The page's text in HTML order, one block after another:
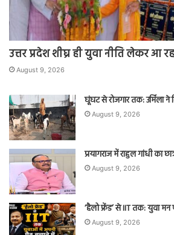
उत्तर प्रदेश शीघ्र ही युवा नीति लेकर आ
August 9, 2026
घूंघट से रोजगार तक: उर्मिला ने
August 9, 2026
प्रयागराज में राहुल गांधी का
August 9, 2026
‘हैलो फ्रेंड’ से IIT तक: युवा मन
August 9, 2026